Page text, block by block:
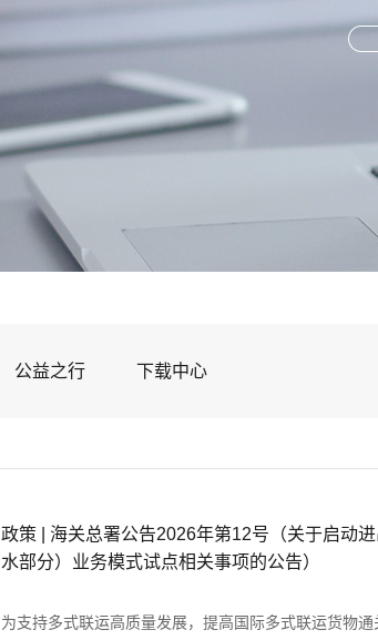
公益之行 下载中心
政策 | 海关总署公告2026年第12号（关于启动
水部分）业务模式试点相关事项的公告）
为支持多式联运高质量发展，提高国际多式联运货物